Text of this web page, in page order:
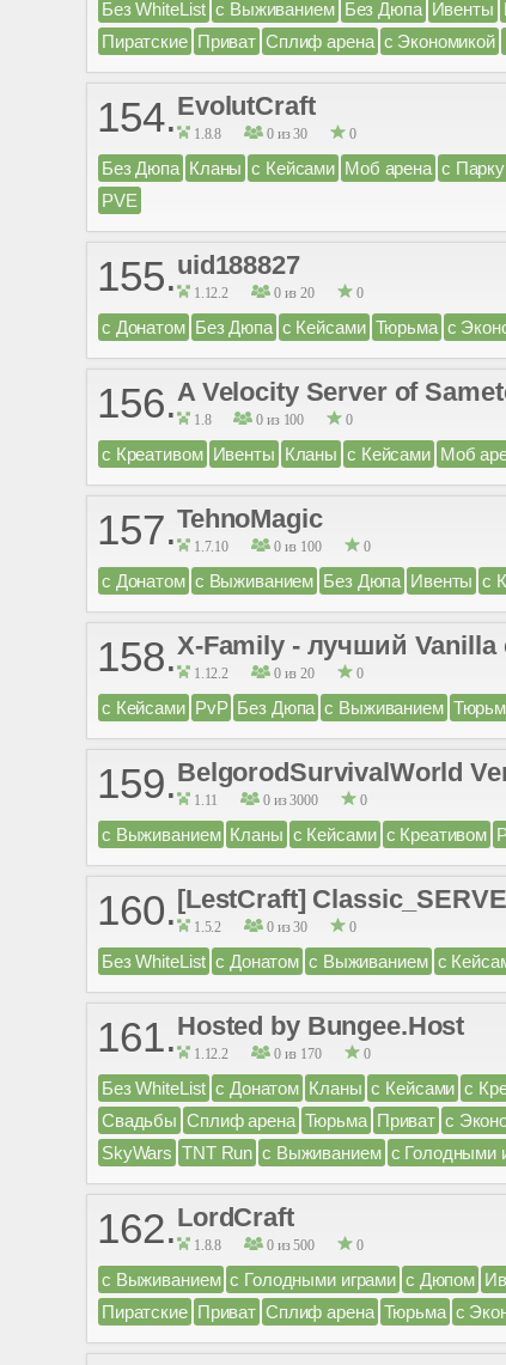
Без WhiteList с Выживанием Без Дюпа Ивенты
Пиратские Приват Сплиф арена с Экономикой
154.EvolutCraft
1.8.8 0 из 30 0
Без Дюпа Кланы с Кейсами Моб арена с
PVE
155.uid188827
1.12.2 0 из 20 0
с Донатом Без Дюпа с Кейсами Тюрьма с
156.A Velocity Server of
1.8 0 из 100 0
с Креативом Ивенты Кланы с Кейсами Моб
157.TehnoMagic
1.7.10 0 из 100 0
с Донатом с Выживанием Без Дюпа Ивенты с
158.X-Family - лучший Vanilla
1.12.2 0 из 20 0
с Кейсами PvP Без Дюпа с Выживанием
159.BelgorodSurvivalWorld
1.11 0 из 3000 0
с Выживанием Кланы с Кейсами с Креативом
160.[LestCraft]
1.5.2 0 из 30 0
Без WhiteList с Донатом с Выживанием с
161.Hosted by Bungee.Host
1.12.2 0 из 170 0
Без WhiteList с Донатом Кланы с Кейсами с
Свадьбы Сплиф арена Тюрьма Приват с
SkyWars TNT Run с Выживанием с Голодными
162.LordCraft
1.8.8 0 из 500 0
с Выживанием с Голодными играми с Дюпом
Пиратские Приват Сплиф арена Тюрьма с